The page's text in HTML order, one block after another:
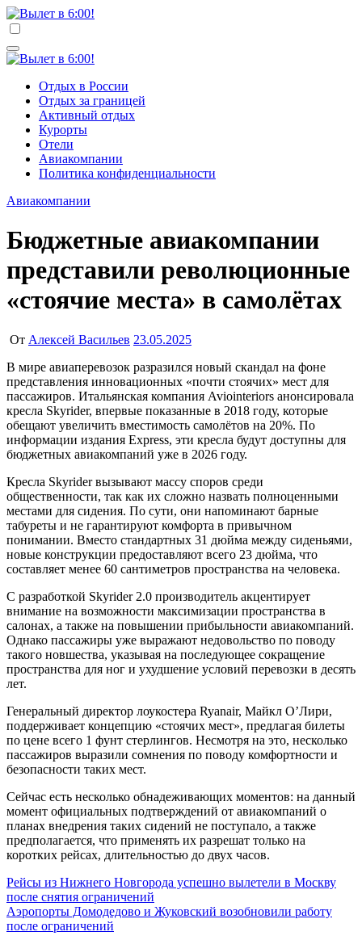
Перейти
к
Генеральный директор: Чернокоз Ольга Валерьевна
Учредитель ООО "Клуб регионов", ИНН 6685155934
Генеральный директор: Чернокоз Ольга Валерьевна
info@gosrf.ru +7 (495) 920-51-49
Отдых в России
Отдых за границей
Активный отдых
Курорты
Отели
Авиакомпании
Политика конфиденциальности
Авиакомпании
Бюджетные авиакомпании
представили революционные
«стоячиe места» в самолётах
От Алексей Васильев 23.05.2025
В мире авиаперевозок разразился новый скандал на фоне
представления инновационных «почти стоячих» мест для
пассажиров. Итальянская компания Aviointeriors анонсировала
кресла Skyrider, впервые показанные в 2018 году, которые
обещают увеличить вместимость самолётов на 20%. По
информации издания Express, эти кресла будут доступны для
бюджетных авиакомпаний уже в 2026 году.
Кресла Skyrider вызывают массу споров среди
общественности, так как их сложно назвать полноценными
местами для сидения. По сути, они напоминают барные
табуреты и не гарантируют комфорта в привычном
понимании. Вместо стандартных 31 дюйма между сиденьями,
новые конструкции предоставляют всего 23 дюйма, что
составляет менее 60 сантиметров пространства на человека.
С разработкой Skyrider 2.0 производитель акцентирует
внимание на возможности максимизации пространства в
салонах, а также на повышении прибыльности авиакомпаний.
Однако пассажиры уже выражают недовольство по поводу
такого новшества, указывая на последующее сокращение
пространства для ног и ухудшение условий перевозки в десять
лет.
Генеральный директор лоукостера Ryanair, Майкл О’Лири,
поддерживает концепцию «стоячих мест», предлагая билеты
по цене всего 1 фунт стерлингов. Несмотря на это, несколько
пассажиров выразили сомнения по поводу комфортности и
безопасности таких мест.
Сейчас есть несколько обнадеживающих моментов: на данный
момент официальных подтверждений от авиакомпаний о
планах внедрения таких сидений не поступало, а также
предполагается, что применять их разрешат только на
коротких рейсах, длительностью до двух часов.
Навигация
по
записям
Рейсы из Нижнего Новгорода успешно вылетели в Москву
после снятия ограничений
Аэропорты Домодедово и Жуковский возобновили работу
после ограничений